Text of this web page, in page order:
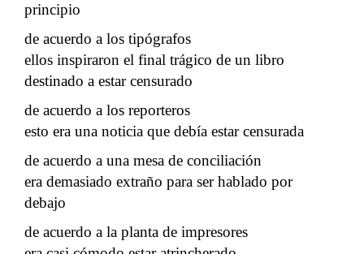
principio
de acuerdo a los tipógrafos
ellos inspiraron el final trágico de un libro
destinado a estar censurado
de acuerdo a los reporteros
esto era una noticia que debía estar censurada
de acuerdo a una mesa de conciliación
era demasiado extraño para ser hablado por
debajo
de acuerdo a la planta de impresores